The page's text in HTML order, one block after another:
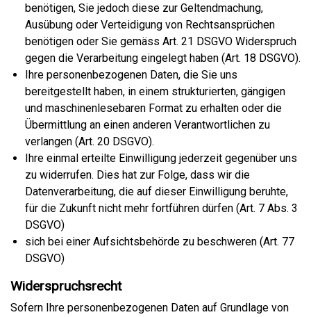
benötigen, Sie jedoch diese zur Geltendmachung,
Ausübung oder Verteidigung von Rechtsansprüchen
benötigen oder Sie gemäss Art. 21 DSGVO Widerspruch
gegen die Verarbeitung eingelegt haben (Art. 18 DSGVO).
Ihre personenbezogenen Daten, die Sie uns
bereitgestellt haben, in einem strukturierten, gängigen
und maschinenlesebaren Format zu erhalten oder die
Übermittlung an einen anderen Verantwortlichen zu
verlangen (Art. 20 DSGVO).
Ihre einmal erteilte Einwilligung jederzeit gegenüber uns
zu widerrufen. Dies hat zur Folge, dass wir die
Datenverarbeitung, die auf dieser Einwilligung beruhte,
für die Zukunft nicht mehr fortführen dürfen (Art. 7 Abs. 3
DSGVO)
sich bei einer Aufsichtsbehörde zu beschweren (Art. 77
DSGVO)
Widerspruchsrecht
Sofern Ihre personenbezogenen Daten auf Grundlage von